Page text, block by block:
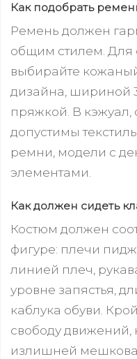
Как подобрать
Ремень должен
общим стилем. Для
выбирайте
дизайна, шириной
пряжкой. В кэжуал,
допустимы
ремни, модели с
элементами.
Как должен сидеть
Костюм должен
фигуре: плечи
линией плеч,
уровне запястья,
каблука обуви.
свободу движений,
излишней